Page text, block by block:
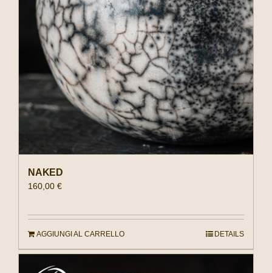
NAKED
160,00 €
AGGIUNGI AL CARRELLO DETAILS